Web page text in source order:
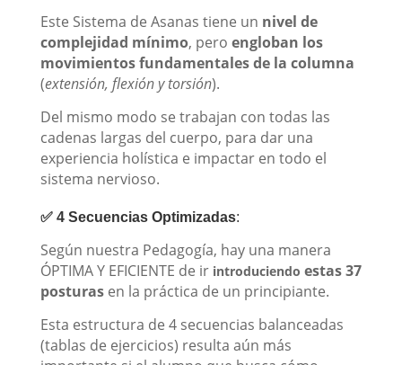
Este Sistema de Asanas tiene un nivel de
complejidad mínimo, pero engloban los
movimientos fundamentales de la columna
(extensión, flexión y torsión).
Del mismo modo se trabajan con todas las
cadenas largas del cuerpo, para dar una
experiencia holística e impactar en todo el
sistema nervioso.
✅ 4 Secuencias Optimizadas:
Según nuestra Pedagogía, hay una manera
ÓPTIMA Y EFICIENTE de ir introduciendo estas 37
posturasen la práctica de un principiante.
Esta estructura de 4 secuencias balanceadas
(tablas de ejercicios) resulta aún más